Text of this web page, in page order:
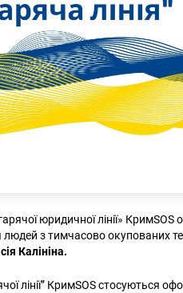
юридичної лінії»
з тимчасово окупованих
Калініна.
лінії” КримSOS стосуються